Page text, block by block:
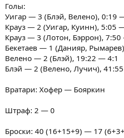
Голы:
Уигар — 3 (Блэй, Велено), 0:19
Крауз — 2 (Уигар, Куинн), 5:05
Крауз — 3 (Лотон, Бэррон),
Бекетаев — 1 (Данияр,
Велено — 2 (Блэй), 19:22 — 4:1
Блэй — 2 (Велено, Лучич),
Вратари: Хофер — Бояркин
Штраф: 2 — 0
Броски: 40 (16+15+9) — 17